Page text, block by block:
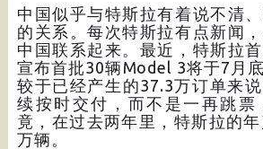
中国似乎与特斯拉有着说不清
的关系。每次特斯拉有点新闻
中国联系起来。最近，特斯拉
宣布首批30辆Model 3将于7月
较于已经产生的37.3万订单来
续按时交付，而不是一再跳票
竟，在过去两年里，特斯拉的
万辆。